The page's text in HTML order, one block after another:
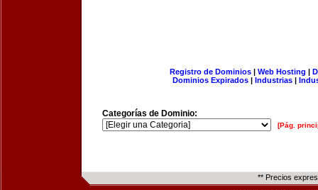
Registro de Dominios| Web Hosting |
Dominios Expirados | Industrias |
Categorías de Dominio:
[Pág.
** Precios